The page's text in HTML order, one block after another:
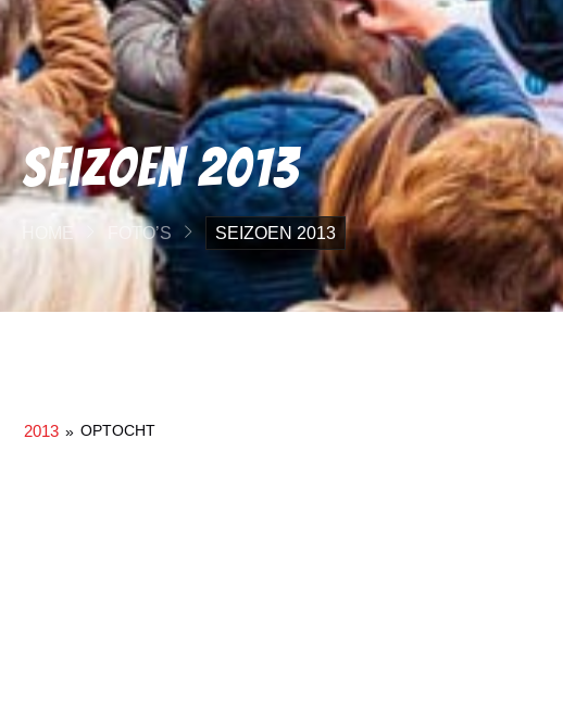
Seizoen 2013
HOME FOTO’S SEIZOEN 2013
2013 » OPTOCHT